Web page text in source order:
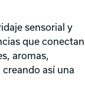
sensorial y
que conectan
aromas,
así una